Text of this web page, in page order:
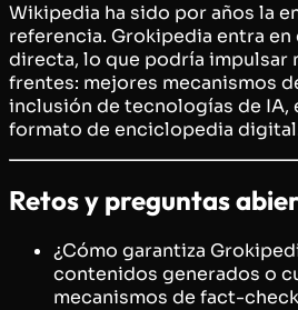
Wikipedia ha sido por años la
referencia. Grokipedia entra
directa, lo que podría impulsar
frentes: mejores mecanismos
inclusión de tecnologías de IA,
formato de enciclopedia
Retos y preguntas
¿Cómo garantiza
contenidos generados o
mecanismos de fact-